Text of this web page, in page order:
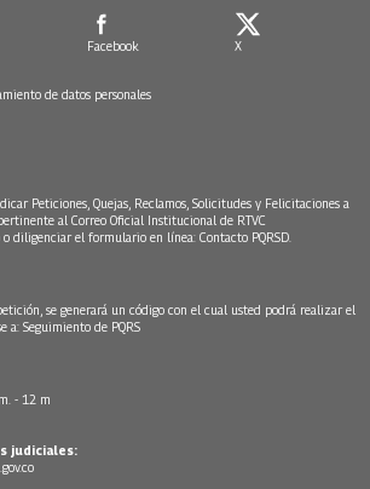
Facebook X
de datos personales
Peticiones, Quejas, Reclamos, Solicitudes y Felicitaciones a
al Correo Oficial Institucional de RTVC
o diligenciar el formulario en línea: Contacto PQRSD.
se generará un código con el cual usted podrá realizar el
a: Seguimiento de PQRS
- 12 m
judiciales: